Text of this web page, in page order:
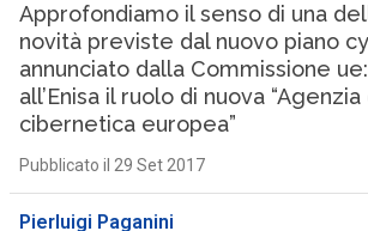
Approfondiamo il senso di una
novità previste dal nuovo piano
annunciato dalla Commissione
all’Enisa il ruolo di nuova
cibernetica europea”
Pubblicato il 29 Set 2017
Pierluigi Paganini